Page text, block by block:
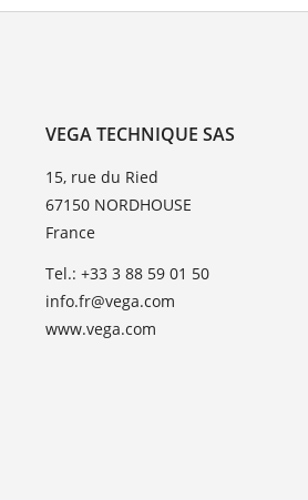
VEGA TECHNIQUE SAS
15, rue du Ried
67150 NORDHOUSE
France
Tel.: +33 3 88 59 01 50
info.fr@vega.com
www.vega.com